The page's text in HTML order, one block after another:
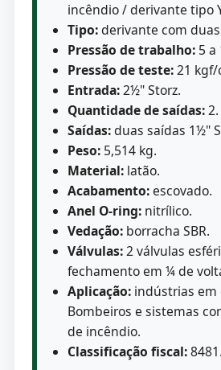
incêndio / derivante tipo
Tipo:derivante com
Pressão de trabalho:5 a
Pressão de teste:21 kgf/
Entrada:2½" Storz.
Quantidade de saídas:2.
Saídas:duas saídas 1½"
Peso:5,514 kg.
Material:latão.
Acabamento:escovado.
Anel O-ring:nitrílico.
Vedação:borracha SBR.
Válvulas:2 válvulas
fechamento em ¼ de
Aplicação:indústrias em
Bombeiros e sistemas
de incêndio.
Classificação fiscal: